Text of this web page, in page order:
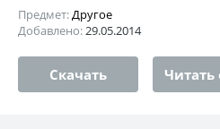
Предмет:Другое
Добавлено:29.05.2014
Скачать Читать